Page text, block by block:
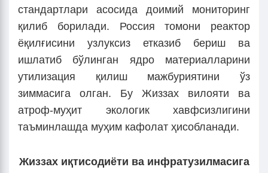
стандартлари асосида доимий мониторинг
қилиб борилади. Россия томони реактор
ёқилғисини узлуксиз етказиб бериш ва
ишлатиб бўлинган ядро материалларини
утилизация қилиш мажбуриятини ўз
зиммасига олган. Бу Жиззах вилояти ва
атроф-муҳит экологик хавфсизлигини
таъминлашда муҳим кафолат ҳисобланади.
Жиззах иқтисодиёти ва инфратузилмасига